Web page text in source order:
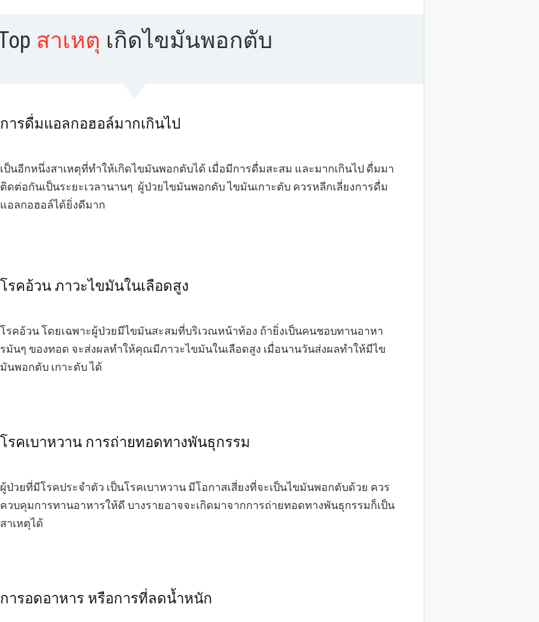
​สาเหตุ เกิดไขมันพอกตับ
​การดื่มแอลกอฮอล์มากเกินไป
​เป็นอีกหนึ่งสาเหตุที่ทำให้เกิดไขมันพอกตับได้ เมื่อมีการดื่มสะสม และมากเกินไป ดื่มมา
ติดต่อกันเป็นระยะเวลานานๆ ผู้ป่วยไขมันพอกตับ ไขมันเกาะตับ ควรหลีกเลี่ยงการดื่ม
แอลกอฮอล์ได้ยิ่งดีมาก
​โรคอ้วน ภาวะไขมันในเลือดสูง
​​โรคอ้วน โดยเฉพาะผู้ป่วยมีไขมันสะสมที่บริเวณหน้าท้อง ถ้ายิ่งเป็นคนชอบทานอาหา
รมันๆ ของทอด​ จะส่งผลทำให้คุณมีภาวะไขมันในเลือดสูง เมื่อนานวันส่งผลทำให้มีไข
มันพอกตับ เกาะตับ ได้
​โรคเบาหวาน การถ่ายทอดทางพันธุกรรม
​ผู้ป่วยที่มีโรคประจำตัว เป็นโรคเบาหวาน มีโอกาสเสี่ยงที่จะเป็นไขมันพอกตับด้วย ควร
ควบคุมการทานอาหารให้ดี บางรายอาจจะเกิดมาจากการถ่ายทอดทางพันธุกรรมก็เป็น
สาเหตุได้
​การอดอาหาร หรือการที่ลดน้ำหนัก